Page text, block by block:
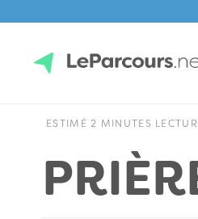
contentLeParcours.net
ESTIMÉ 2 MINUTES